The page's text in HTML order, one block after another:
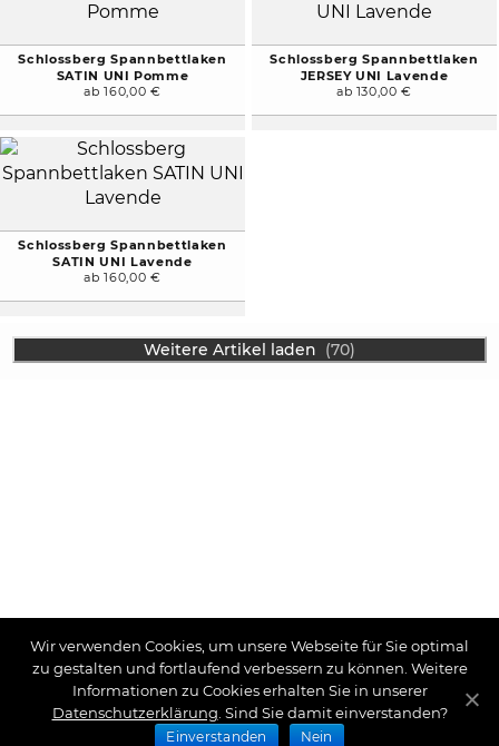
Schlossberg Spannbettlaken
SATIN UNI Pomme
ab 160,00 €
Schlossberg Spannbettlaken
JERSEY UNI Lavende
ab 130,00 €
Schlossberg Spannbettlaken
SATIN UNI Lavende
ab 160,00 €
Weitere Artikel laden (70)
Wir verwenden Cookies, um unsere Webseite für Sie optimal
zu gestalten und fortlaufend verbessern zu können. Weitere
Informationen zu Cookies erhalten Sie in unserer
Datenschutzerklärung . Sind Sie damit einverstanden?
Einverstanden Nein